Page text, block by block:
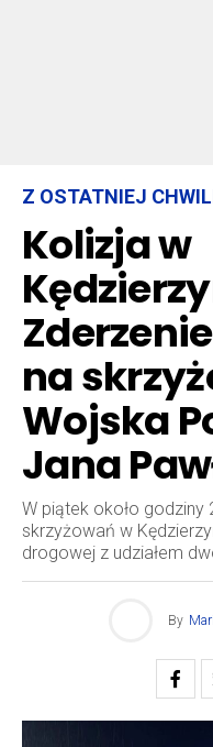
Z OSTATNIEJ
Kolizja w
na
Wojska
Jana
W piątek około godziny
skrzyżowań w
drogowej z udziałem
By